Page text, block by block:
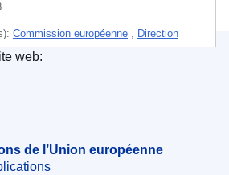
Commission européenne , Direction
(
de l’Union européenne
web:
de l’Union européenne